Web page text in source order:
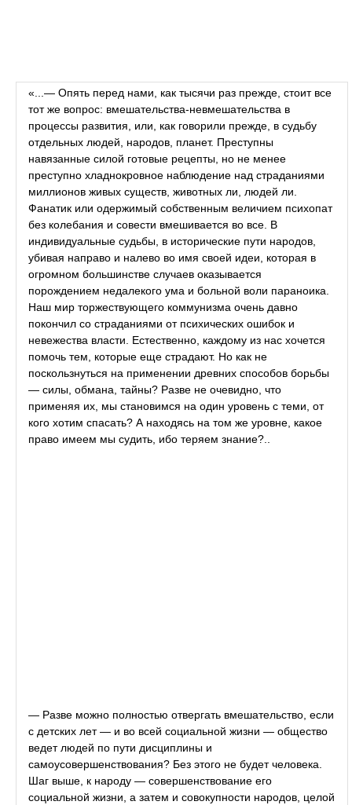
«...— Опять перед нами, как тысячи раз прежде, стоит все
тот же вопрос: вмешательства-невмешательства в
процессы развития, или, как говорили прежде, в судьбу
отдельных людей, народов, планет. Преступны
навязанные силой готовые рецепты, но не менее
преступно хладнокровное наблюдение над страданиями
миллионов живых существ, животных ли, людей ли.
Фанатик или одержимый собственным величием психопат
без колебания и совести вмешивается во все. В
индивидуальные судьбы, в исторические пути народов,
убивая направо и налево во имя своей идеи, которая в
огромном большинстве случаев оказывается
порождением недалекого ума и больной воли параноика.
Наш мир торжествующего коммунизма очень давно
покончил со страданиями от психических ошибок и
невежества власти. Естественно, каждому из нас хочется
помочь тем, которые еще страдают. Но как не
поскользнуться на применении древних способов борьбы
— силы, обмана, тайны? Разве не очевидно, что
применяя их, мы становимся на один уровень с теми, от
кого хотим спасать? А находясь на том же уровне, какое
право имеем мы судить, ибо теряем знание?..
— Разве можно полностью отвергать вмешательство, если
с детских лет — и во всей социальной жизни — общество
ведет людей по пути дисциплины и
самоусовершенствования? Без этого не будет человека.
Шаг выше, к народу — совершенствование его
социальной жизни, а затем и совокупности народов, целой